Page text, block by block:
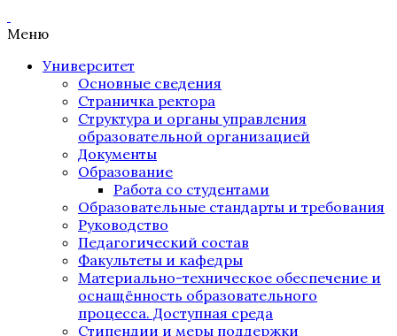
Меню
Университет
Основные сведения
Страничка ректора
Структура и органы управления
образовательной организацией
Документы
Образование
Работа со студентами
Образовательные стандарты и требования
Руководство
Педагогический состав
Факультеты и кафедры
Материально-техническое обеспечение и
оснащённость образовательного
процесса. Доступная среда
Стипендии и меры поддержки